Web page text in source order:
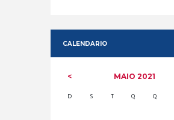
CALENDARIO
MAIO2021
D S T Q Q